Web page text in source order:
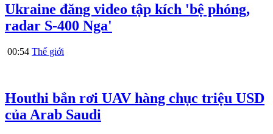
Ukraine đăng video tập kích 'bệ phóng,
radar S-400 Nga'
00:54 Thế giới
Houthi bắn rơi UAV hàng chục triệu USD
của Arab Saudi